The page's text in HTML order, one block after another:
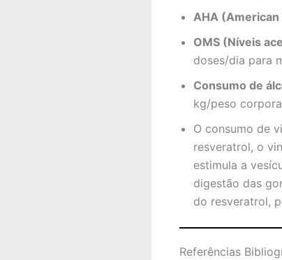
AHA
OMS (Níveis
doses/dia para
Consumo de
kg/peso
O consumo de
resveratrol, o
estimula a
digestão das
do resveratrol,
Referências